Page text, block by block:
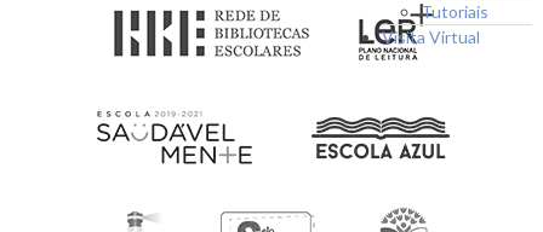
Tutoriais
Visita Virtual